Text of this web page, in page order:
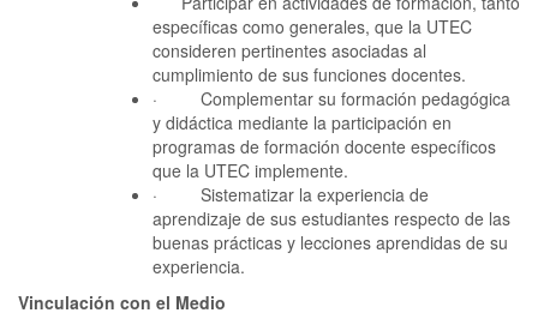
específicas como generales, que la UTEC
consideren pertinentes asociadas al
cumplimiento de sus funciones docentes.
· Complementar su formación pedagógica
y didáctica mediante la participación en
programas de formación docente específicos
que la UTEC implemente.
· Sistematizar la experiencia de
aprendizaje de sus estudiantes respecto de las
buenas prácticas y lecciones aprendidas de su
experiencia.
Vinculación con el Medio